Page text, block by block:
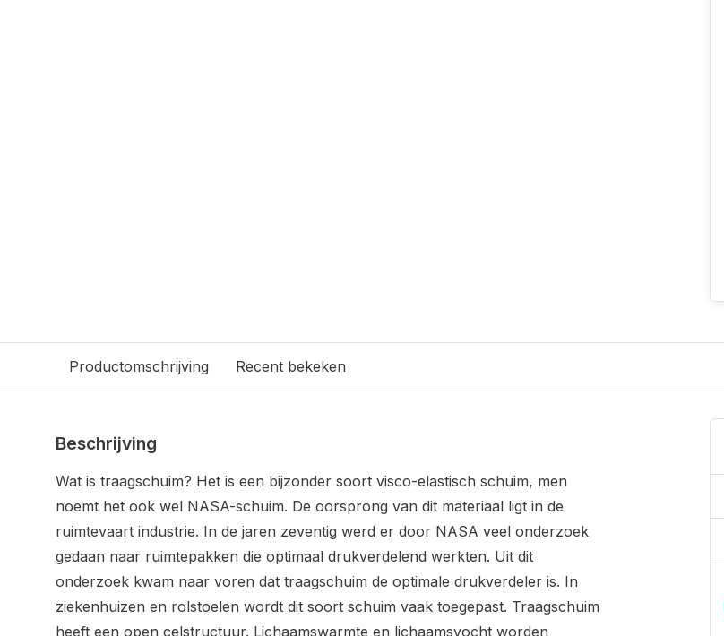
Productomschrijving Recent bekeken
Beschrijving
Wat is traagschuim? Het is een bijzonder soort visco-elastisch schuim, men
noemt het ook wel NASA-schuim. De oorsprong van dit materiaal ligt in de
ruimtevaart industrie. In de jaren zeventig werd er door NASA veel onderzoek
gedaan naar ruimtepakken die optimaal drukverdelend werkten. Uit dit
onderzoek kwam naar voren dat traagschuim de optimale drukverdeler is. In
ziekenhuizen en rolstoelen wordt dit soort schuim vaak toegepast. Traagschuim
heeft een open celstructuur. Lichaamswarmte en lichaamsvocht worden